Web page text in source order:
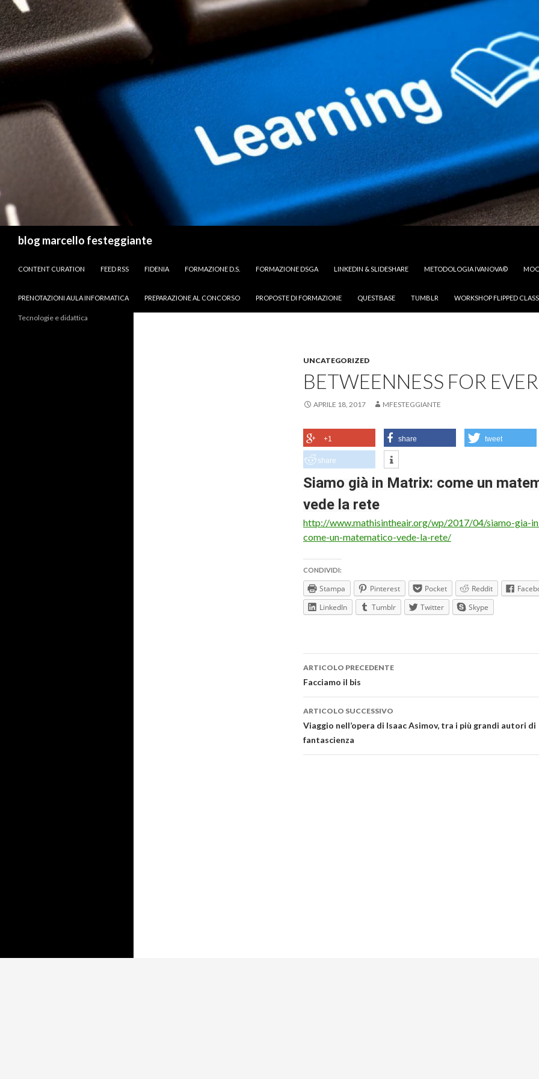
blog marcello festeggiante
CONTENT CURATION
FEED RSS FIDENIA FORMAZIONE D.S. FORMAZIONE DSGA LINKEDIN & SLIDESHARE METODOLOGIA IVANOVA©
PRENOTAZIONI AULA INFORMATICA PREPARAZIONE AL CONCORSO PROPOSTE DI FORMAZIONE QUESTBASE TUMBLR WORKSHOP FLIPPED
UNCATEGORIZED
BETWEENNESS FOR
APRILE 18, 2017 MFESTEGGIANTE
+1 share tweet
share
Siamo già in Matrix: come un
vede la rete
http://www.mathisintheair.org/wp/2017/04/siamo-gia-
come-un-matematico-vede-la-rete/
CONDIVIDI:
Stampa Pinterest Pocket Reddit
LinkedIn
Tumblr Twitter Skype
Navigazione
articolo
ARTICOLO PRECEDENTE
Facciamo il bis
ARTICOLO SUCCESSIVO
Viaggio nell’opera di Isaac Asimov, tra i più grandi autori di
fantascienza
Tecnologie e didattica